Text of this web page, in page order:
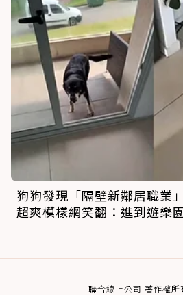
狗狗發現「隔壁新鄰居職業
超爽模樣網笑翻：進到遊樂
聯合線上公司 著作權